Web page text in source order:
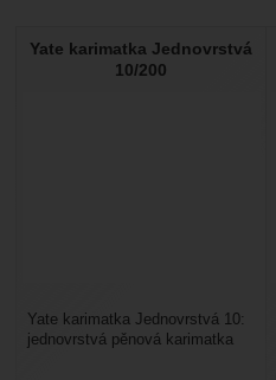
Yate karimatka Jednovrstvá
10/200
Yate karimatka Jednovrstvá 10:
jednovrstvá pěnová karimatka